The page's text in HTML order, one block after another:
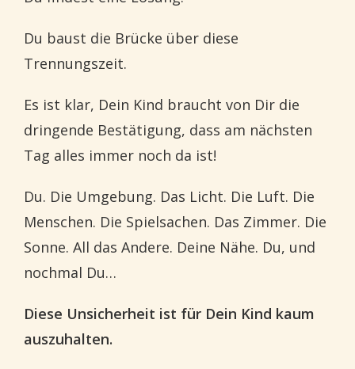
Du baust die Brücke über diese
Trennungszeit.
Es ist klar, Dein Kind braucht von Dir die
dringende Bestätigung, dass am nächsten
Tag alles immer noch da ist!
Du. Die Umgebung. Das Licht. Die Luft. Die
Menschen. Die Spielsachen. Das Zimmer. Die
Sonne. All das Andere. Deine Nähe. Du, und
nochmal Du…
Diese Unsicherheit ist für Dein Kind kaum
auszuhalten.